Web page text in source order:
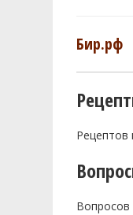
Бир.рф
Рецептов
Вопросов